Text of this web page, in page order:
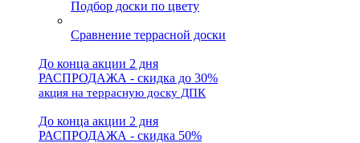
Подбор доски по цвету
Сравнение террасной доски
До конца акции 2 дня
РАСПРОДАЖА - скидка до 30%
акция на террасную доску ДПК
До конца акции 2 дня
РАСПРОДАЖА - скидка 50%